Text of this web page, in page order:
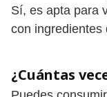
Sí, es apta para
con ingredientes
¿Cuántas